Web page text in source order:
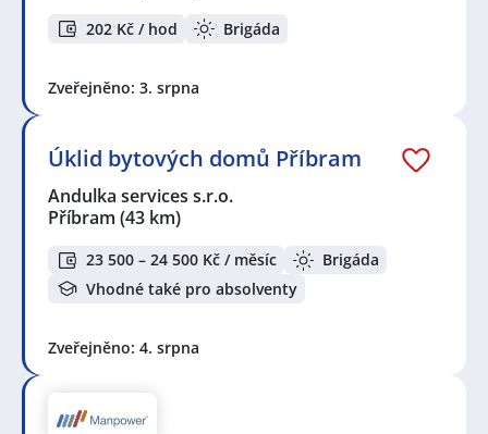
202 Kč / hod Brigáda
Zveřejněno: 3. srpna
Úklid bytových domů Příbram
Andulka services s.r.o.
Příbram (43 km)
23 500 – 24 500 Kč / měsíc
Brigáda
Vhodné také pro absolventy
Zveřejněno: 4. srpna